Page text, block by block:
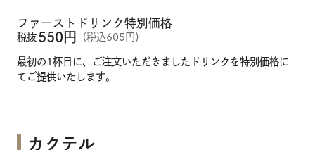
ファーストドリンク特別価格
税抜 550円 （税込605円）
最初の1杯目に、ご注文いただきましたドリンクを特別価格に
てご提供いたします。
カクテル